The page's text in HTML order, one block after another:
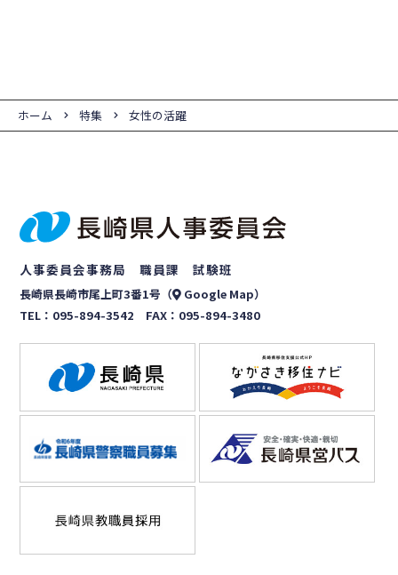
ホーム 特集 女性の活躍
人事委員会事務局 職員課 試験班
長崎県長崎市尾上町3番1号（ Google Map）
TEL： 095-894-3542 FAX：095-894-3480